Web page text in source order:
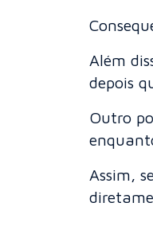
Além
depois
Outro
Assim,